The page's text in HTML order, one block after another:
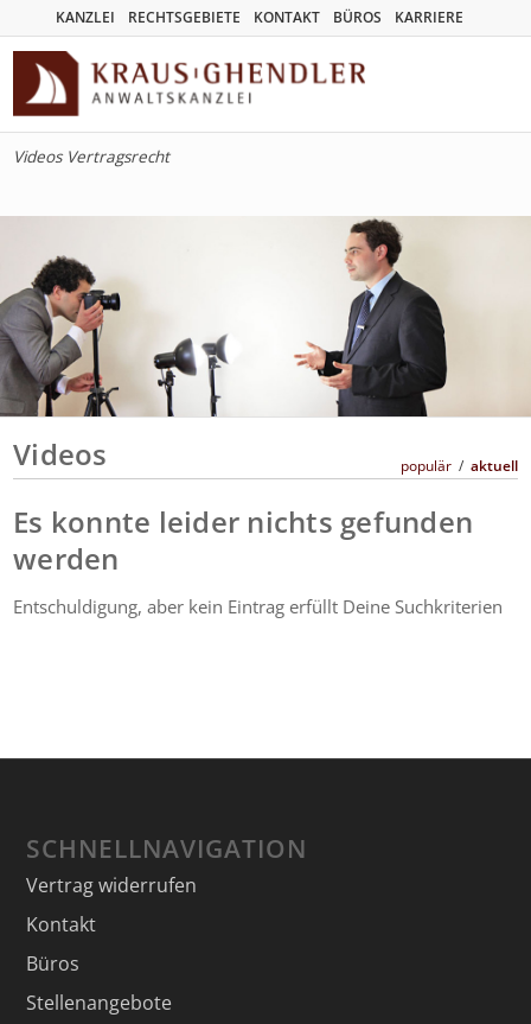
KANZLEI RECHTSGEBIETE KONTAKT BÜROS KARRIERE
Videos Vertragsrecht
Videos populär / aktuell
Es konnte leider nichts gefunden
werden
Entschuldigung, aber kein Eintrag erfüllt Deine Suchkriterien
SCHNELLNAVIGATION
Vertrag widerrufen
Kontakt
Büros
Stellenangebote